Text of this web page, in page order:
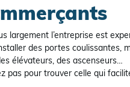
largement l’entreprise est
des portes coulissantes,
élévateurs, des ascenseurs…
pas pour trouver celle qui